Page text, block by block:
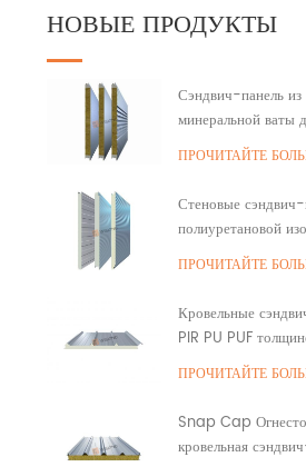
НОВЫЕ ПРОДУКТЫ
Сэндвич-панель из
минеральной ваты
наружной стены
кромок
ПРОЧИТАЙТЕ
Стеновые
полиуретановой
PUR PU
ПРОЧИТАЙТЕ
Кровельные
PIR PU PUF
с перекрытием
ПРОЧИТАЙТЕ
Snap Cap
кровельная